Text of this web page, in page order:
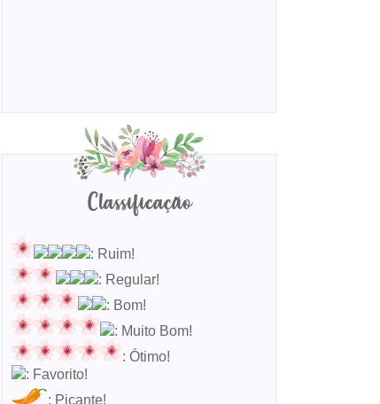
Classificação
: Ruim!
: Regular!
: Bom!
: Muito Bom!
: Ótimo!
: Favorito!
: Picante!